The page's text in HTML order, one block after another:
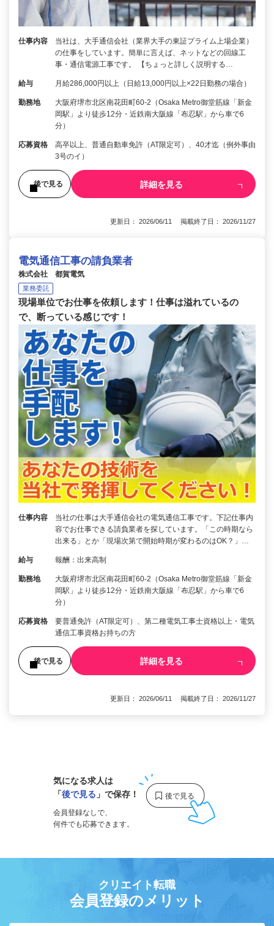
仕事内容
当社は、大手通信会社（業界大手の東証プライム上場企業）
の仕事をしています。簡単に言えば、ネットなどの回線工
事・通信電源工事です。 【ちょっと詳しく説明する…
給与 月給286,000円以上（日給13,000円以上×22日勤務の場合）
勤務地
大阪府堺市北区南花田町60-2（Osaka Metro御堂筋線「新金
岡駅」より徒歩12分・近鉄南大阪線「布忍駅」から車で6
分）
応募資格
高卒以上、普通自動車免許（AT限定可）、40才迄（例外事由
3号のイ）
後で見る 詳細を見る
更新日： 2026/06/11 掲載終了日： 2026/11/27
電気通信工事の請負業者
株式会社 都賀電気
業務委託
現場単位でお仕事を依頼します！仕事は溢れているの
で、断っている感じです！
仕事内容
当社の仕事は大手通信会社の電気通信工事です。下記仕事内
容でお仕事できる請負業者を探しています。「この時期なら
出来る」とか「現場次第で開始時期が変わるのはOK？」…
給与 報酬：出来高制
勤務地
大阪府堺市北区南花田町60-2（Osaka Metro御堂筋線「新金
岡駅」より徒歩12分・近鉄南大阪線「布忍駅」から車で6
分）
応募資格
要普通免許（AT限定可）、第二種電気工事士資格以上・電気
通信工事資格お持ちの方
後で見る 詳細を見る
更新日： 2026/06/11 掲載終了日： 2026/11/27
気になる求人は
「後で見る 」で保存！
会員登録なしで、
何件でも応募できます。
クリエイト転職
会員登録のメリット